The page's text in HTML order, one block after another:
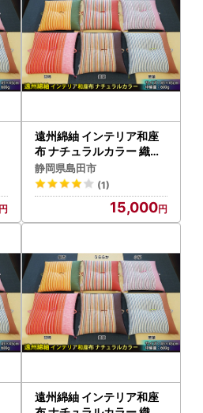
遠州綿紬 インテリア和座
布 ナチュラルカラー 織物
イス ナチュラル 小桜
静岡県島田市
(1)
15,000
遠州綿紬 インテリア和座